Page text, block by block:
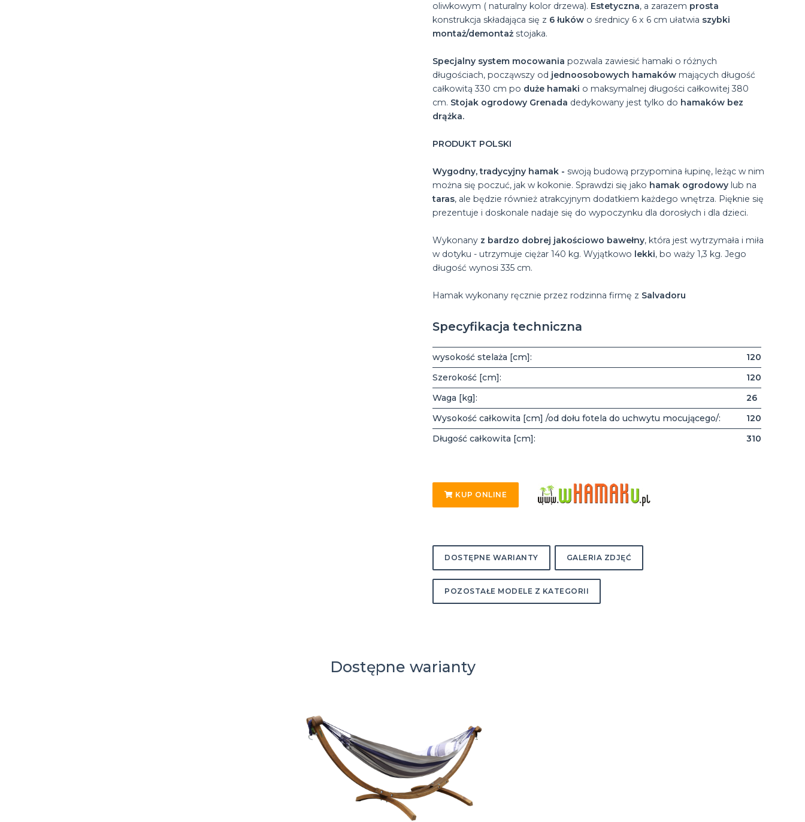
oliwkowym ( naturalny kolor drzewa). Estetyczna, a zarazem prosta
konstrukcja składająca się z 6 łuków o średnicy 6 x 6 cm ułatwia szybki
montaż/demontaż stojaka.
Specjalny system mocowania pozwala zawiesić hamaki o różnych
długościach, począwszy od jednoosobowych hamaków mających długość
całkowitą 330 cm po duże hamaki o maksymalnej długości całkowitej 380
cm. Stojak ogrodowy Grenada dedykowany jest tylko do hamaków bez
drążka.
PRODUKT POLSKI
Wygodny, tradycyjny hamak - swoją budową przypomina łupinę, leżąc w nim
można się poczuć, jak w kokonie. Sprawdzi się jako hamak ogrodowy lub na
taras, ale będzie również atrakcyjnym dodatkiem każdego wnętrza. Pięknie się
prezentuje i doskonale nadaje się do wypoczynku dla dorosłych i dla dzieci.
Wykonany z bardzo dobrej jakościowo bawełny, która jest wytrzymała i miła
w dotyku - utrzymuje ciężar 140 kg. Wyjątkowo lekki, bo waży 1,3 kg. Jego
długość wynosi 335 cm.
Hamak wykonany ręcznie przez rodzinna firmę z Salvadoru
Specyfikacja techniczna
wysokość stelaża [cm]:
120
Szerokość [cm]:
120
Waga [kg]:
26
Wysokość całkowita [cm] /od dołu fotela do uchwytu mocującego/:
120
Długość całkowita [cm]:
310
KUP ONLINE
DOSTĘPNE WARIANTY GALERIA ZDJĘĆ
POZOSTAŁE MODELE Z KATEGORII
Dostępne warianty